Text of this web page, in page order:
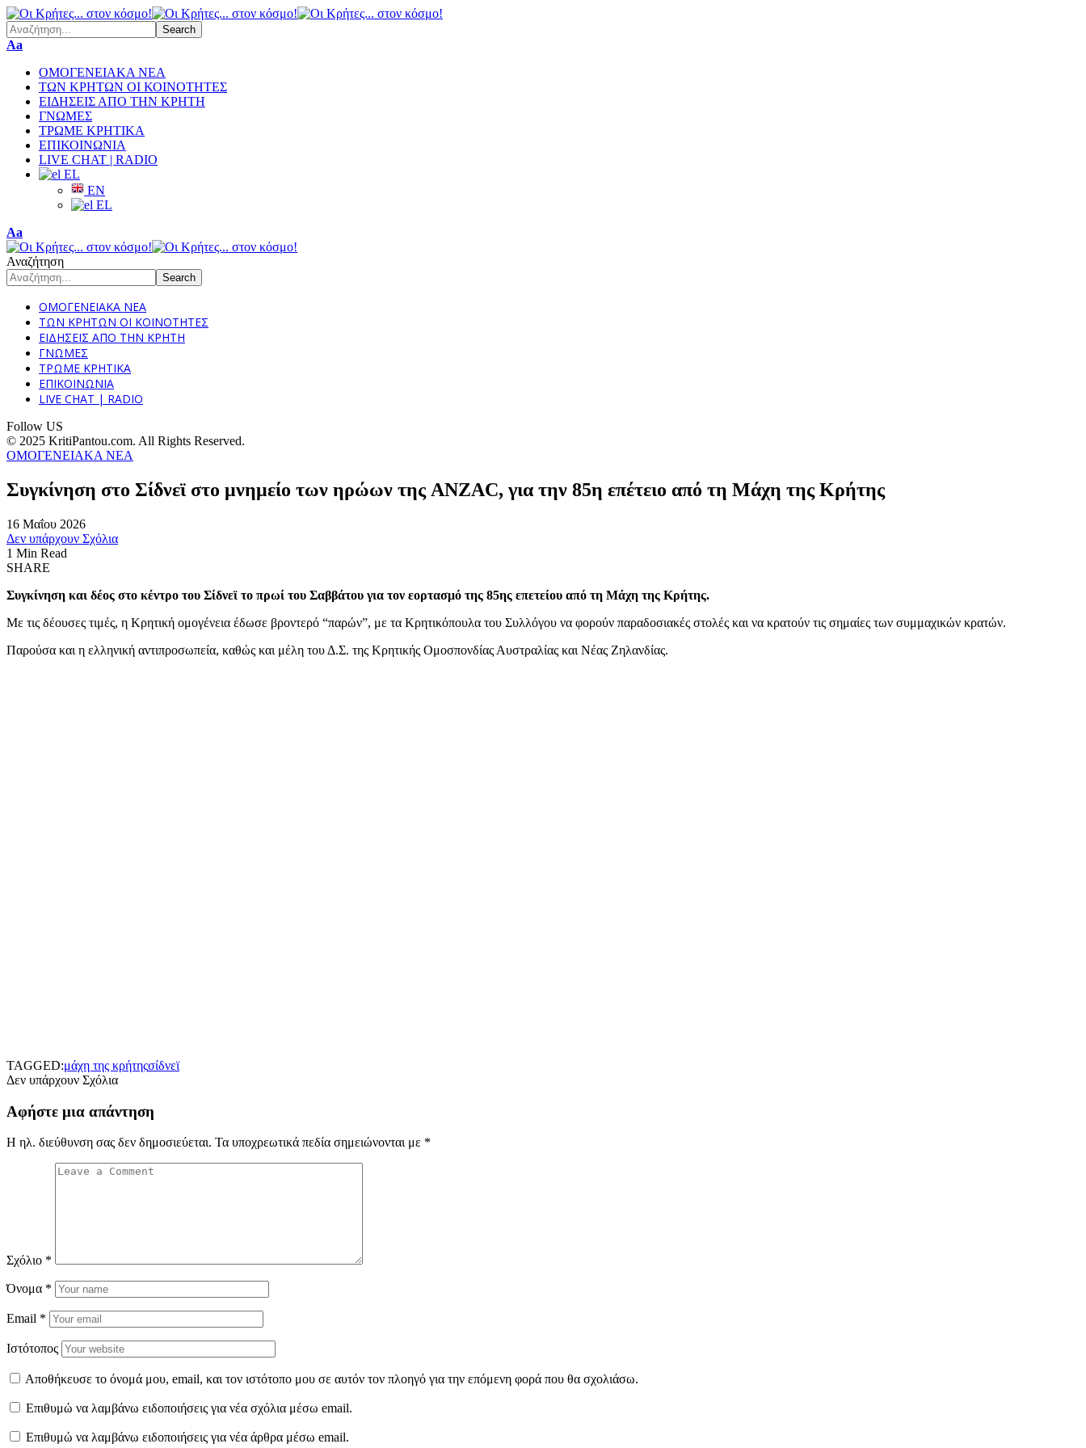
Font
Aa
ΟΜΟΓΕΝΕΙΑΚΑ ΝΕΑ
ΤΩΝ ΚΡΗΤΩΝ ΟΙ ΚΟΙΝΟΤΗΤΕΣ
ΕΙΔΗΣΕΙΣ ΑΠΟ ΤΗΝ ΚΡΗΤΗ
ΓΝΩΜΕΣ
ΤΡΩΜΕ ΚΡΗΤΙΚΑ
ΕΠΙΚΟΙΝΩΝΙΑ
LIVE CHAT | RADIO
EL
EN
EL
Font
Resizer
Aa
Αναζήτηση
ΟΜΟΓΕΝΕΙΑΚΑ ΝΕΑ
ΤΩΝ ΚΡΗΤΩΝ ΟΙ ΚΟΙΝΟΤΗΤΕΣ
ΕΙΔΗΣΕΙΣ ΑΠΟ ΤΗΝ ΚΡΗΤΗ
ΓΝΩΜΕΣ
ΤΡΩΜΕ ΚΡΗΤΙΚΑ
ΕΠΙΚΟΙΝΩΝΙΑ
LIVE CHAT | RADIO
Follow US
© 2025 KritiPantou.com. All Rights Reserved.
ΟΜΟΓΕΝΕΙΑΚΑ ΝΕΑ
Συγκίνηση στο Σίδνεϊ στο μνημείο των ηρώων της ANZAC, για την 85η επέτειο από τη Μάχη της Κρήτης
16 Μαΐου 2026
Δεν υπάρχουν Σχόλια
1 Min Read
SHARE
Συγκίνηση και δέος στο κέντρο του Σίδνεϊ το πρωί του Σαββάτου για τον εορτασμό της 85ης επετείου από τη Μάχη της Κρήτης.
Με τις δέουσες τιμές, η Κρητική ομογένεια έδωσε βροντερό “παρών”, με τα Κρητικόπουλα του Συλλόγου να φορούν παραδοσιακές στολές και να κρατούν τις σημαίες των συμμαχικών κρατών.
Παρούσα και η ελληνική αντιπροσωπεία, καθώς και μέλη του Δ.Σ. της Κρητικής Ομοσπονδίας Αυστραλίας και Νέας Ζηλανδίας.
TAGGED:μάχη της κρήτηςσίδνεϊ
Δεν υπάρχουν Σχόλια
Αφήστε μια απάντηση
Η ηλ. διεύθυνση σας δεν δημοσιεύεται. Τα υποχρεωτικά πεδία σημειώνονται με *
Σχόλιο *
Όνομα *
Email *
Ιστότοπος
Αποθήκευσε το όνομά μου, email, και τον ιστότοπο μου σε αυτόν τον πλοηγό για την επόμενη φορά που θα σχολιάσω.
Επιθυμώ να λαμβάνω ειδοποιήσεις για νέα σχόλια μέσω email.
Επιθυμώ να λαμβάνω ειδοποιήσεις για νέα άρθρα μέσω email.